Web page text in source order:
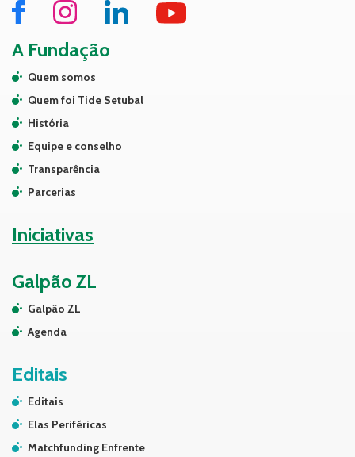
A Fundação
Quem somos
Quem foi Tide Setubal
História
Equipe e conselho
Transparência
Parcerias
Iniciativas
Galpão ZL
Galpão ZL
Agenda
Editais
Editais
Elas Periféricas
Matchfunding Enfrente